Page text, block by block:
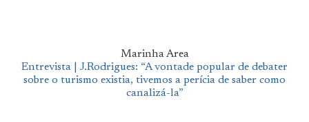
Marinha Area
Entrevista | J.Rodrigues: “A vontade popular de debater
sobre o turismo existia, tivemos a perícia de saber como
canalizá-la”